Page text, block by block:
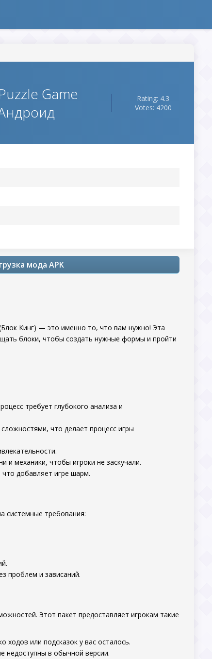
Game
Rating: 4.3
Votes: 4200
мода APK
Кинг) — это именно то, что вам нужно! Эта
блоки, чтобы создать нужные формы и пройти
требует глубокого анализа и
что делает процесс игры
и механики, чтобы игроки не заскучали.
добавляет игре шарм.
системные требования:
проблем и зависаний.
Этот пакет предоставляет игрокам такие
ходов или подсказок у вас осталось.
недоступны в обычной версии.